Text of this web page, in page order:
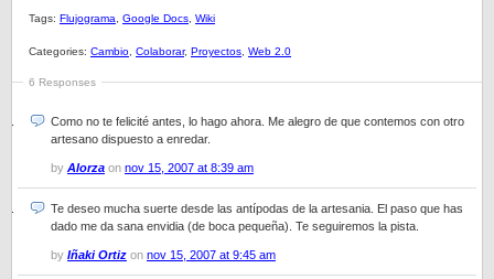
Tags: Flujograma Google Docs Wiki
Categories: Cambio Colaborar, Proyectos Web 2.0
6 Responses
Como no te felicité antes, lo hago ahora. Me alegro de que contemos con otro
artesano dispuesto a enredar.
by Alorza on nov 15, 2007 at 8:39 am
Te deseo mucha suerte desde las antípodas de la artesania. El paso que has
dado me da sana envidia (de boca pequeña). Te seguiremos la pista.
by Iñaki Ortiz on nov 15, 2007 at 9:45 am